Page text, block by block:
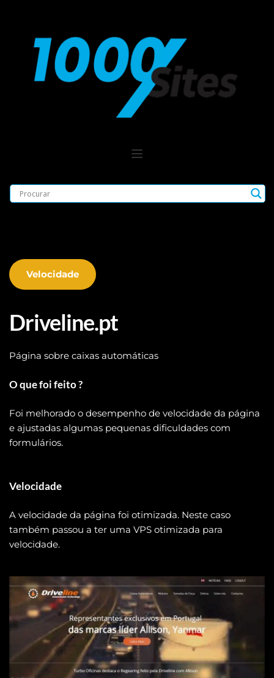
Velocidade
Driveline.pt
Página sobre caixas automáticas
O que foi feito ?
Foi melhorado o desempenho de velocidade da página
e ajustadas algumas pequenas dificuldades com
formulários.
Velocidade
A velocidade da página foi otimizada. Neste caso
também passou a ter uma VPS otimizada para
velocidade.